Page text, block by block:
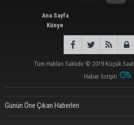
Ana Sayfa
Künye
Tüm Hakları Saklıdır © 2019 Küçük Saat
Haber Scripti
Günün Öne Çıkan Haberleri